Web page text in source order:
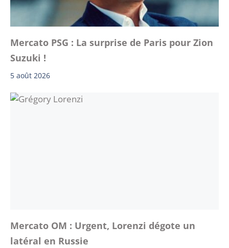
Mercato PSG : La surprise de Paris pour Zion
Suzuki !
5 août 2026
Mercato OM : Urgent, Lorenzi dégote un
latéral en Russie